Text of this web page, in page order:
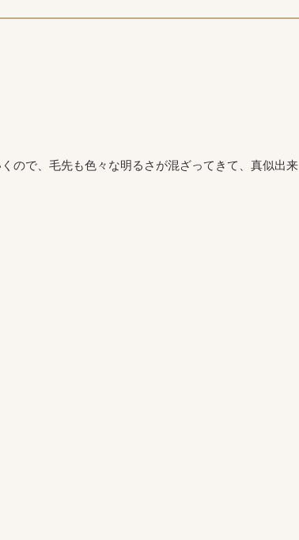
ので、毛先も色々な明るさが混ざってきて、真似出来